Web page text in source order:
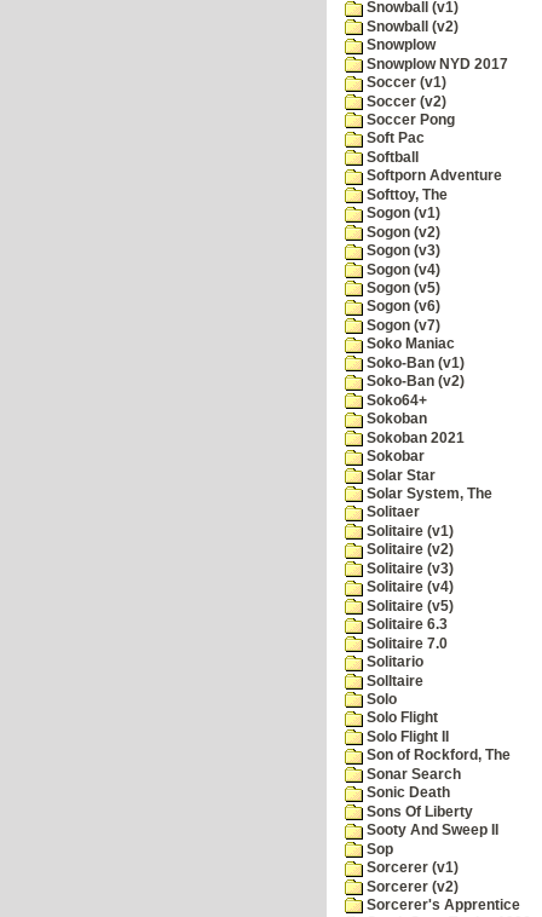
Snowball (v1)
Snowball (v2)
Snowplow
Snowplow NYD 2017
Soccer (v1)
Soccer (v2)
Soccer Pong
Soft Pac
Softball
Softporn Adventure
Softtoy, The
Sogon (v1)
Sogon (v2)
Sogon (v3)
Sogon (v4)
Sogon (v5)
Sogon (v6)
Sogon (v7)
Soko Maniac
Soko-Ban (v1)
Soko-Ban (v2)
Soko64+
Sokoban
Sokoban 2021
Sokobar
Solar Star
Solar System, The
Solitaer
Solitaire (v1)
Solitaire (v2)
Solitaire (v3)
Solitaire (v4)
Solitaire (v5)
Solitaire 6.3
Solitaire 7.0
Solitario
Solltaire
Solo
Solo Flight
Solo Flight II
Son of Rockford, The
Sonar Search
Sonic Death
Sons Of Liberty
Sooty And Sweep II
Sop
Sorcerer (v1)
Sorcerer (v2)
Sorcerer's Apprentice